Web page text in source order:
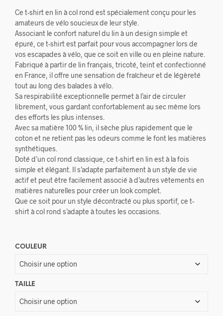
Ce t-shirt en lin à col rond est spécialement conçu pour les
amateurs de vélo soucieux de leur style.
Associant le confort naturel du lin à un design simple et
épuré, ce t-shirt est parfait pour vous accompagner lors de
vos escapades à vélo, que ce soit en ville ou en pleine nature.
Fabriqué à partir de lin français, tricoté, teint et confectionné
en France, il offre une sensation de fraîcheur et de légèreté
tout au long des balades à vélo.
Sa respirabilité exceptionnelle permet à l’air de circuler
librement, vous gardant confortablement au sec même lors
des efforts les plus intenses.
Avec sa matière 100 % lin, il sèche plus rapidement que le
coton et ne retient pas les odeurs comme le font les matières
synthétiques.
Doté d’un col rond classique, ce t-shirt en lin est à la fois
simple et élégant. Il s’adapte parfaitement à un style de vie
actif et peut être facilement associé à d’autres vêtements en
matières naturelles pour créer un look complet.
Que ce soit pour un style décontracté ou plus sportif, ce t-
shirt à col rond s’adapte à toutes les occasions.
COULEUR
TAILLE